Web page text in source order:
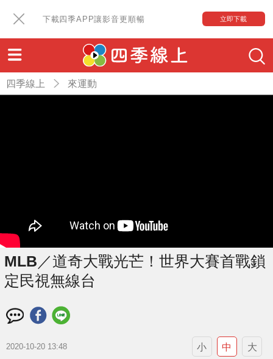
下載四季APP讓影音更順暢 立即下載
四季線上 來運動
MLB／道奇大戰光芒！世界大賽首戰鎖
定民視無線台
2020-10-20 13:48 小 中 大